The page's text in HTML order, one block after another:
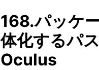
168.パッケ
体化するパ
Oculus